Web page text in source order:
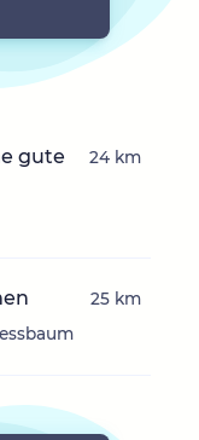
gute
24 km
25 km